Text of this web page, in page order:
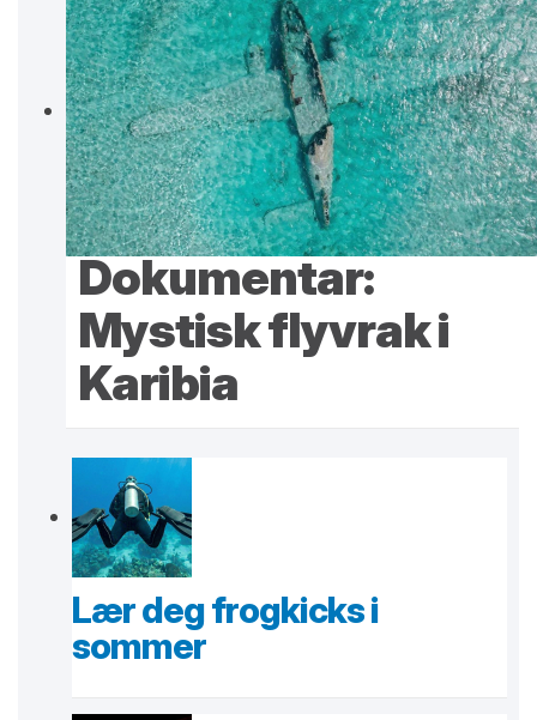
Dokumentar:
Mystisk flyvrak i
Karibia
Lær deg frogkicks i
sommer